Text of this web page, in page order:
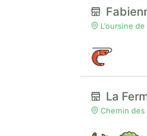
L'oursine
La
Chemin des